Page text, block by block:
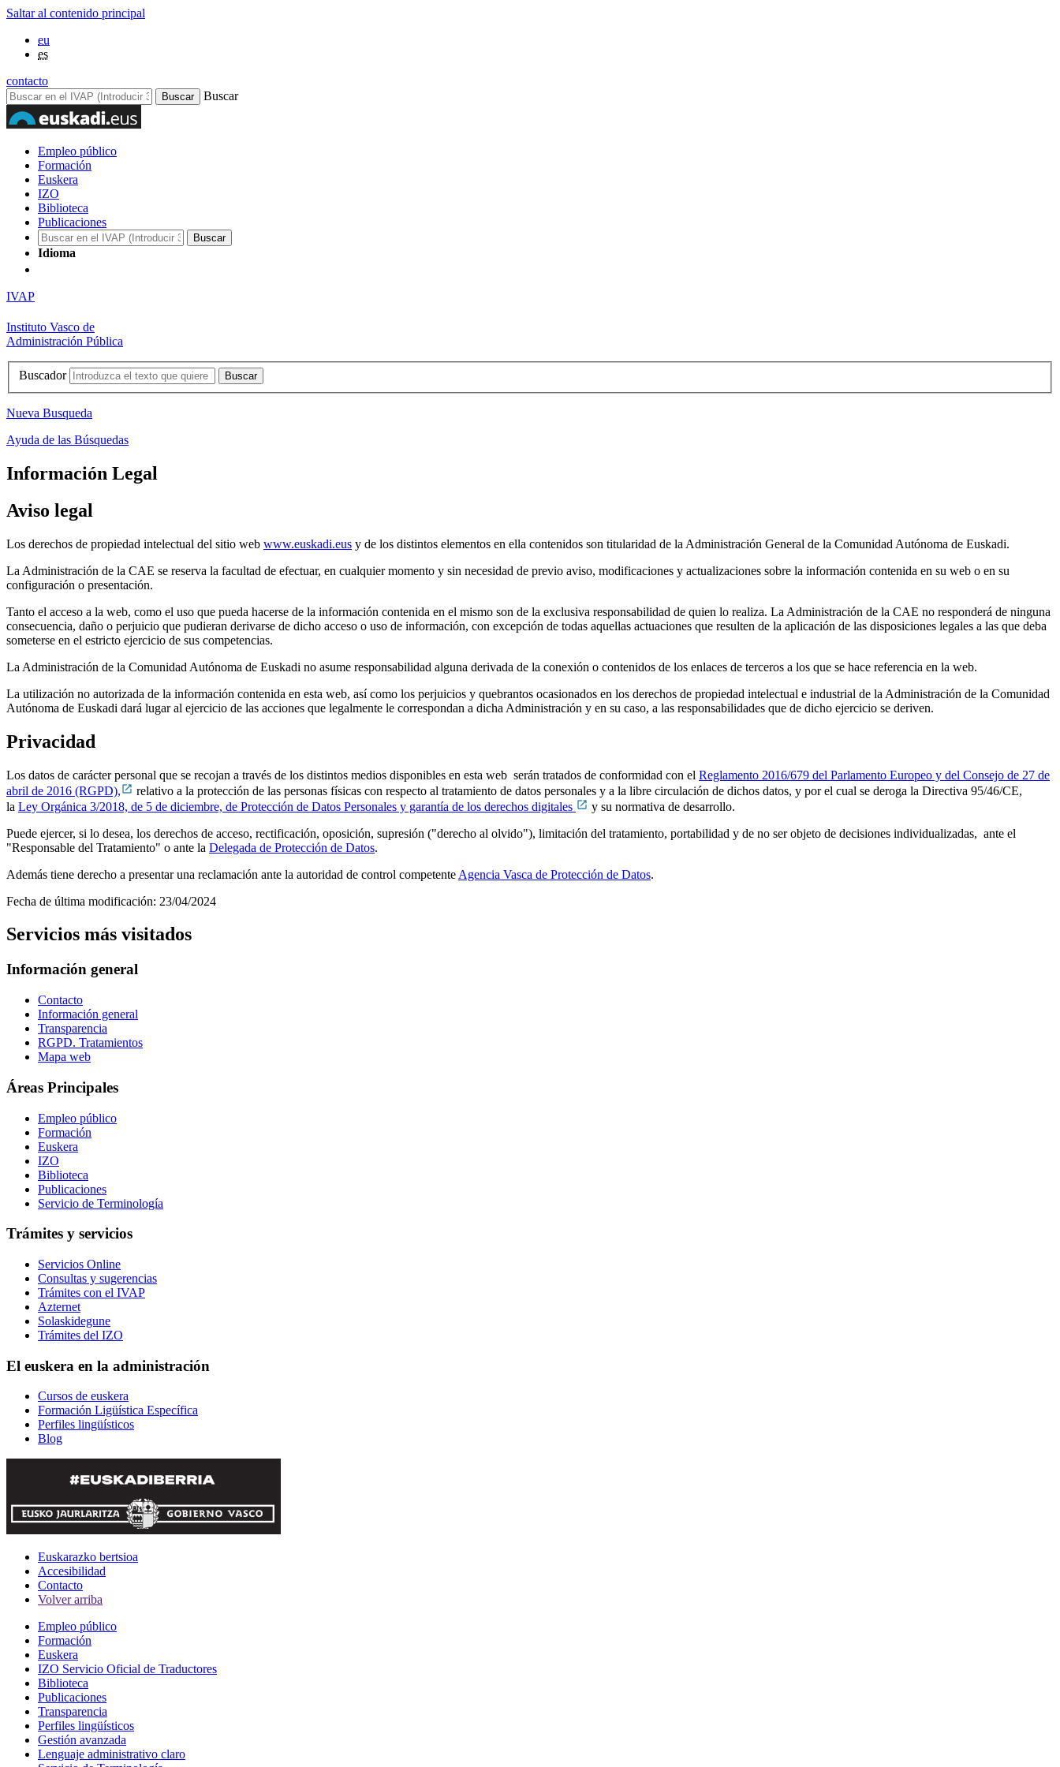
Saltar al contenido principal
eu
es
contacto
Buscar
Empleo público
Formación
Euskera
IZO
Biblioteca
Publicaciones
Idioma
IVAP
Instituto Vasco de
Administración Pública
Buscador
Nueva Busqueda
Ayuda de las Búsquedas
Información Legal
Aviso legal
Los derechos de propiedad intelectual del sitio web www.euskadi.eus y de los distintos elementos en ella contenidos son titularidad de la Administración General de la Comunidad Autónoma de Euskadi.
La Administración de la CAE se reserva la facultad de efectuar, en cualquier momento y sin necesidad de previo aviso, modificaciones y actualizaciones sobre la información contenida en su web o en su
configuración o presentación.
Tanto el acceso a la web, como el uso que pueda hacerse de la información contenida en el mismo son de la exclusiva responsabilidad de quien lo realiza. La Administración de la CAE no responderá de ninguna
consecuencia, daño o perjuicio que pudieran derivarse de dicho acceso o uso de información, con excepción de todas aquellas actuaciones que resulten de la aplicación de las disposiciones legales a las que deba
someterse en el estricto ejercicio de sus competencias.
La Administración de la Comunidad Autónoma de Euskadi no asume responsabilidad alguna derivada de la conexión o contenidos de los enlaces de terceros a los que se hace referencia en la web.
La utilización no autorizada de la información contenida en esta web, así como los perjuicios y quebrantos ocasionados en los derechos de propiedad intelectual e industrial de la Administración de la Comunidad
Autónoma de Euskadi dará lugar al ejercicio de las acciones que legalmente le correspondan a dicha Administración y en su caso, a las responsabilidades que de dicho ejercicio se deriven.
Privacidad
Los datos de carácter personal que se recojan a través de los distintos medios disponibles en esta web serán tratados de conformidad con el Reglamento 2016/679 del Parlamento Europeo y del Consejo de 27 de
abril de 2016 (RGPD),
relativo a la protección de las personas físicas con respecto al tratamiento de datos personales y a la libre circulación de dichos datos, y por el cual se deroga la Directiva 95/46/CE,
la Ley Orgánica 3/2018, de 5 de diciembre, de Protección de Datos Personales y garantía de los derechos digitales
y su normativa de desarrollo.
Puede ejercer, si lo desea, los derechos de acceso, rectificación, oposición, supresión ("derecho al olvido"), limitación del tratamiento, portabilidad y de no ser objeto de decisiones individualizadas, ante el
"Responsable del Tratamiento" o ante la Delegada de Protección de Datos.
Además tiene derecho a presentar una reclamación ante la autoridad de control competente Agencia Vasca de Protección de Datos.
Fecha de última modificación: 23/04/2024
Servicios más visitados
Información general
Contacto
Información general
Transparencia
RGPD. Tratamientos
Mapa web
Áreas Principales
Empleo público
Formación
Euskera
IZO
Biblioteca
Publicaciones
Servicio de Terminología
Trámites y servicios
Servicios Online
Consultas y sugerencias
Trámites con el IVAP
Azternet
Solaskidegune
Trámites del IZO
El euskera en la administración
Cursos de euskera
Formación Ligüística Específica
Perfiles lingüísticos
Blog
Euskarazko bertsioa
Accesibilidad
Contacto
Volver arriba
Empleo público
Formación
Euskera
IZO Servicio Oficial de Traductores
Biblioteca
Publicaciones
Transparencia
Perfiles lingüísticos
Gestión avanzada
Lenguaje administrativo claro